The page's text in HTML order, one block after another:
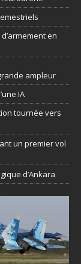
en
ampleur
IA
tournée vers
un premier vol
d’Ankara